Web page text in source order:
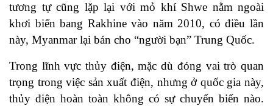
tương tự cũng lặp lại với mỏ khí Shwe nằm ngoài
khơi biển bang Rakhine vào năm 2010, có điều lần
này, Myanmar lại bán cho “người bạn” Trung Quốc.
Trong lĩnh vực thủy điện, mặc dù đóng vai trò quan
trọng trong việc sản xuất điện, nhưng ở quốc gia này,
thủy điện hoàn toàn không có sự chuyển biến nào.